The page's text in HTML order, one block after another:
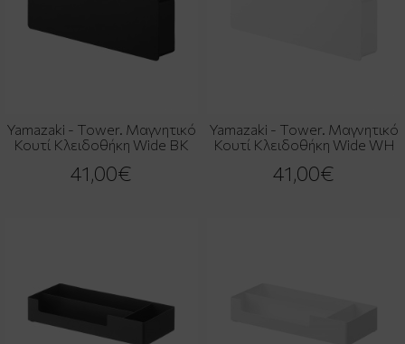
Yamazaki - Tower. Μαγνητικό
Κουτί Κλειδοθήκη Wide BK
41,00€
Yamazaki - Tower. Μαγνητικό
Κουτί Κλειδοθήκη Wide WH
41,00€